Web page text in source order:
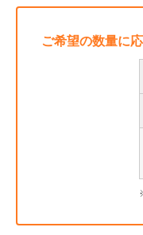
ご希望の数量に